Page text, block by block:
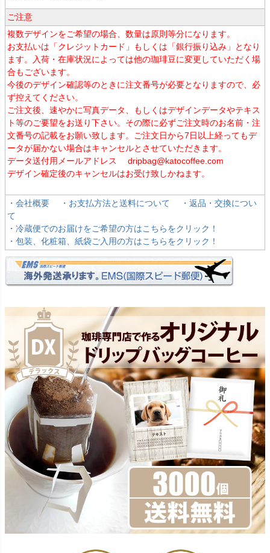
ご注意
複数デザインをご希望の場合、数量は原則等分になります。
お支払いは「クレジットカード」もしくは「銀行振り込み」となり
ます。入荷・在庫状況によっては他の珈琲豆に変更していただく場
合もございます。
今後のデザイン確認等のときに注文番号が必要となりますので、必
ず控えてください。
ご注文後、速やかに写真データ、もしくはデザインデータやテキス
ト等のご要望をお送り下さい。その際に必ずご注文時のお名前・注
文番号の記載をお願い致します。ご注文日から7日以上経ってもデ
ータが届かない場合はキャンセルとさせていただきます。
データ送付用メールアドレス dripbag@katocoffee.com
デザイン確定後のキャンセルはお受け致しかねます。
・会社概要 ・お支払方法と送料について
・返品・交換につい
て
・冷蔵便でのお届けをご希望の方はこちらをクリック！
・包装、化粧箱、紙袋ご入用の方はこちらをクリック！